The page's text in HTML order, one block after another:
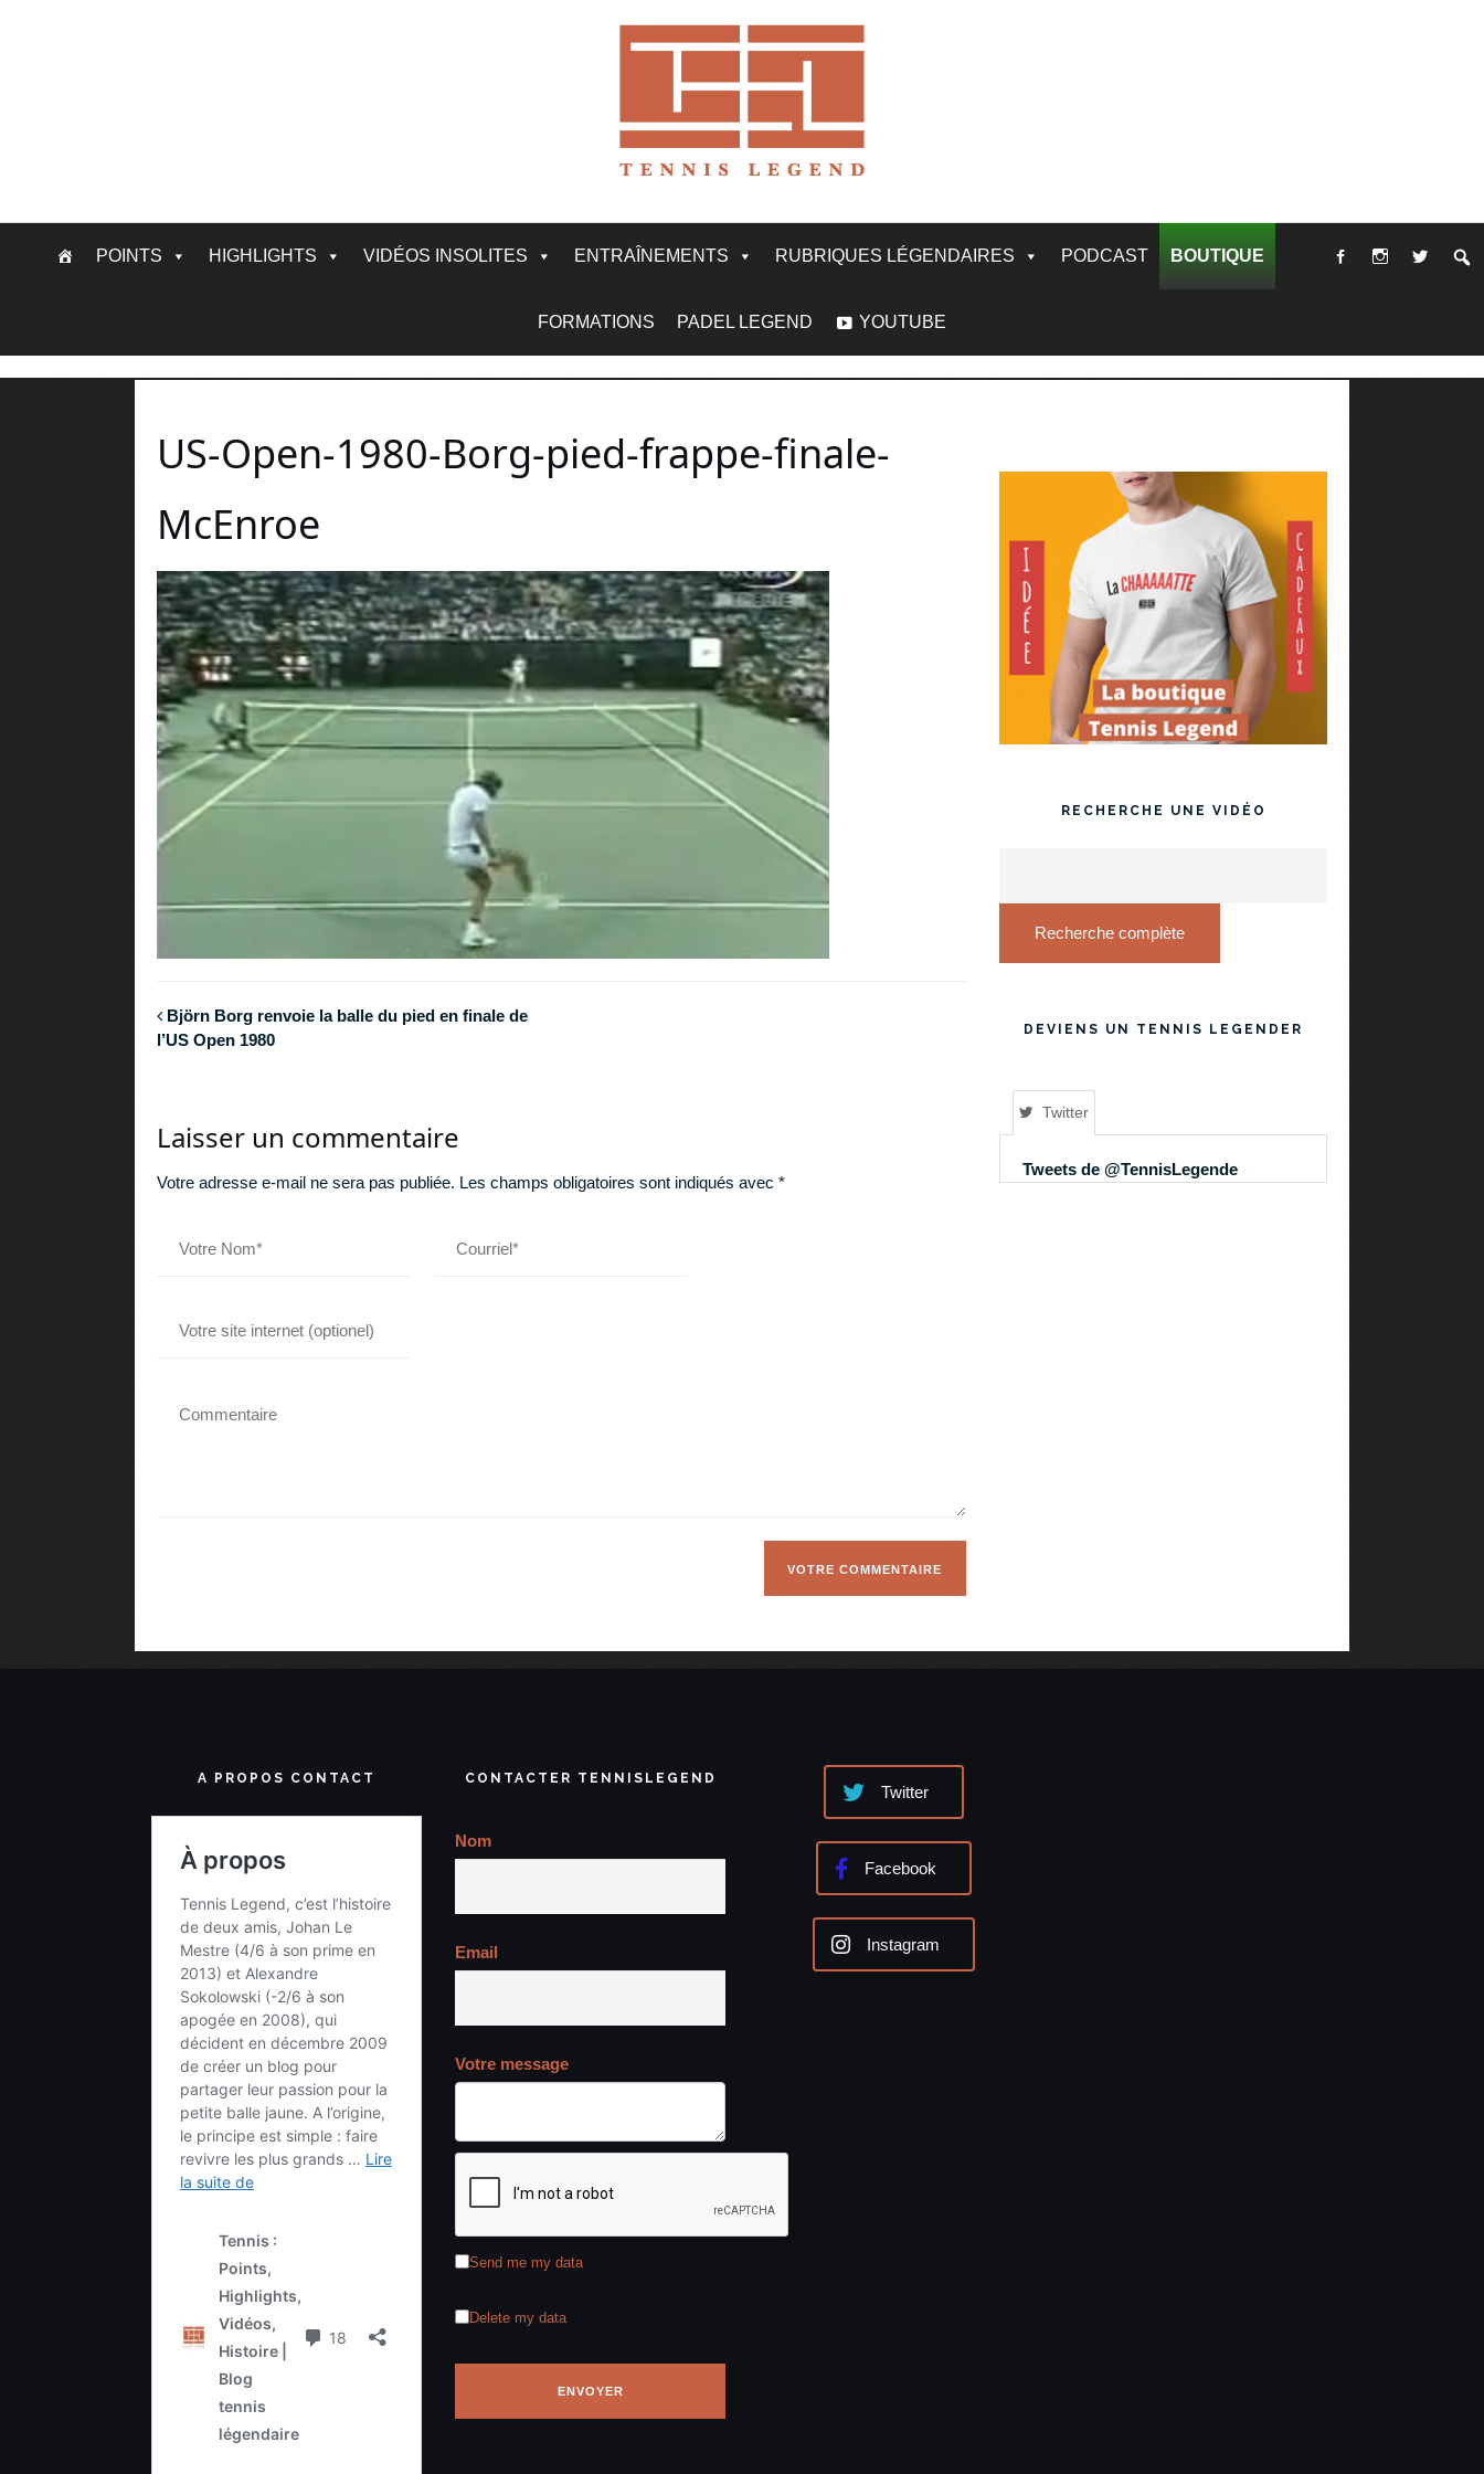
POINTS HIGHLIGHTS VIDÉOS INSOLITES ENTRAÎNEMENTS RUBRIQUES LÉGENDAIRES PODCAST BOUTIQUE
FORMATIONS PADEL LEGEND YOUTUBE
US-Open-1980-Borg-pied-frappe-finale-
McEnroe
Björn Borg renvoie la balle du pied en finale de
l’US Open 1980
Laisser un commentaire
Votre adresse e-mail ne sera pas publiée. Les champs obligatoires sont indiqués avec *
RECHERCHE UNE VIDÉO
Recherche complète
DEVIENS UN TENNIS LEGENDER
Twitter
Tweets de @TennisLegende
A PROPOS CONTACT CONTACTER TENNISLEGEND
Nom
Email
Votre message
Send me my data
Delete my data
Twitter
Facebook
Instagram